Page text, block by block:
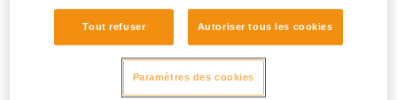
Tout refuser Autoriser tous les cookies
Paramètres des cookies